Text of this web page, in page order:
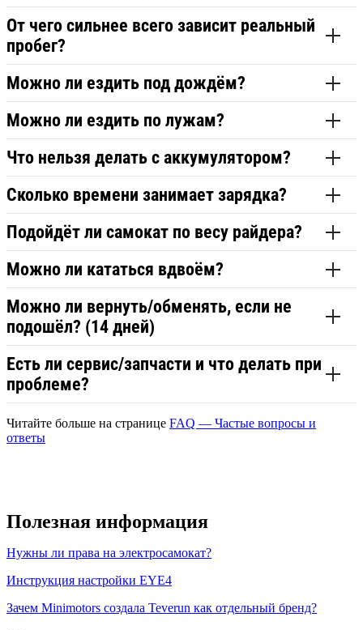
От чего сильнее всего зависит реальный
пробег?
Можно ли ездить под дождём?
Можно ли ездить по лужам?
Что нельзя делать с аккумулятором?
Сколько времени занимает зарядка?
Подойдёт ли самокат по весу райдера?
Можно ли кататься вдвоём?
Можно ли вернуть/обменять, если не
подошёл? (14 дней)
Есть ли сервис/запчасти и что делать при
проблеме?
Читайте больше на странице FAQ — Частые вопросы и
ответы
Полезная информация
Нужны ли права на электросамокат?
Инструкция настройки EYE4
Зачем Minimotors создала Teverun как отдельный бренд?